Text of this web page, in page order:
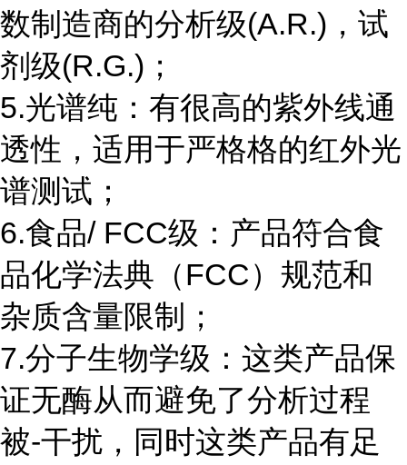
数制造商的分析级(A.R.)，试
剂级(R.G.)；
5.光谱纯：有很高的紫外线通
透性，适用于严格格的红外光
谱测试；
6.食品/ FCC级：产品符合食
品化学法典（FCC）规范和
杂质含量限制；
7.分子生物学级：这类产品保
证无酶从而避免了分析过程
被-干扰，同时这类产品有足